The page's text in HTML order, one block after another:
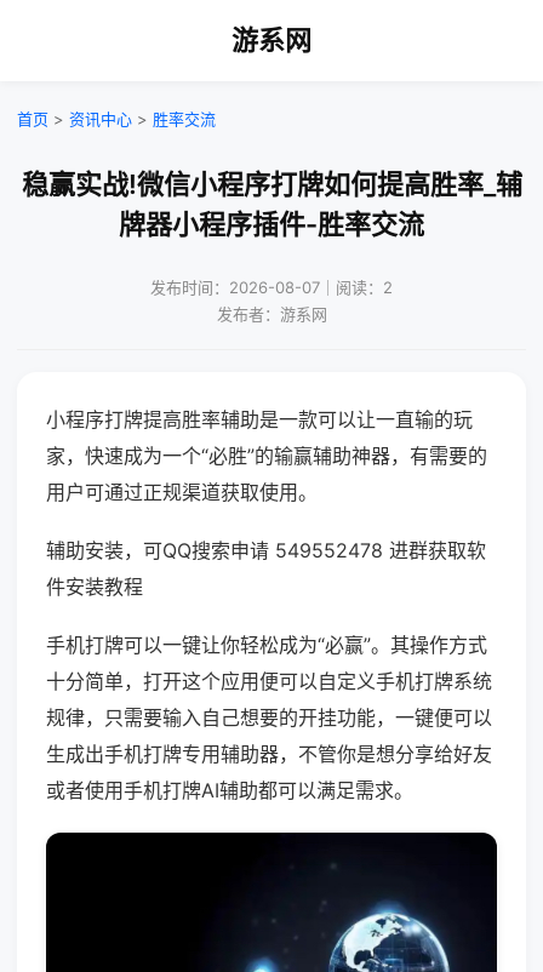
游系网
首页 > 资讯中心 > 胜率交流
稳赢实战!微信小程序打牌如何提高胜率_辅
牌器小程序插件-胜率交流
发布时间：2026-08-07｜阅读：2
发布者：游系网
小程序打牌提高胜率辅助是一款可以让一直输的玩
家，快速成为一个“必胜”的输赢辅助神器，有需要的
用户可通过正规渠道获取使用。
辅助安装，可QQ搜索申请 549552478 进群获取软
件安装教程
手机打牌可以一键让你轻松成为“必赢”。其操作方式
十分简单，打开这个应用便可以自定义手机打牌系统
规律，只需要输入自己想要的开挂功能，一键便可以
生成出手机打牌专用辅助器，不管你是想分享给好友
或者使用手机打牌AI辅助都可以满足需求。